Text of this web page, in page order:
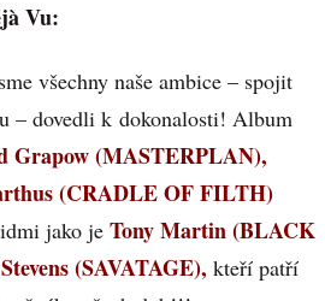
Vu:
všechny naše ambice – spojit
– dovedli k dokonalosti! Album
Grapow (MASTERPLAN),
(CRADLE OF FILTH)
jako je Tony Martin (BLACK
(SAVATAGE), kteří patří